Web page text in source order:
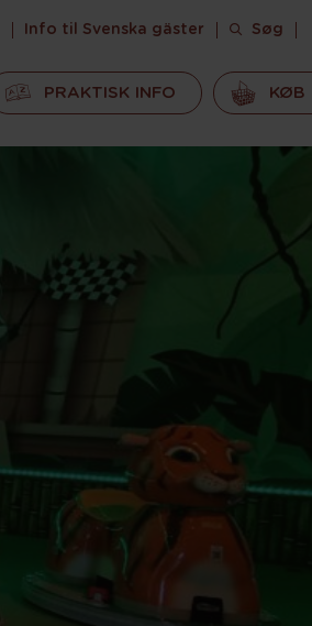
Info til Svenska gäster Søg
PRAKTISK INFO KØB